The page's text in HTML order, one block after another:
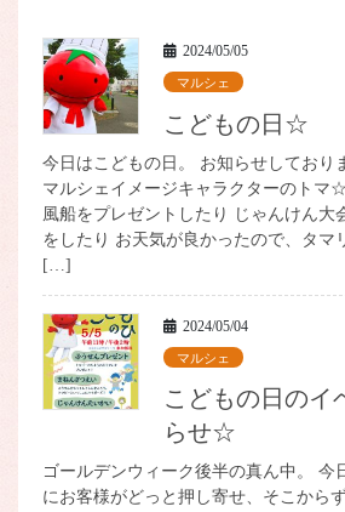
2024/05/05
マルシェ
こどもの日☆
今日はこどもの日。 お知らせしており
マルシェイメージキャラクターのトマ
風船をプレゼントしたり じゃんけん大
をしたり お天気が良かったので、タマ
[…]
2024/05/04
マルシェ
こどもの日のイベントのお知
らせ☆
ゴールデンウィーク後半の真ん中。 今
にお客様がどっと押し寄せ、そこから